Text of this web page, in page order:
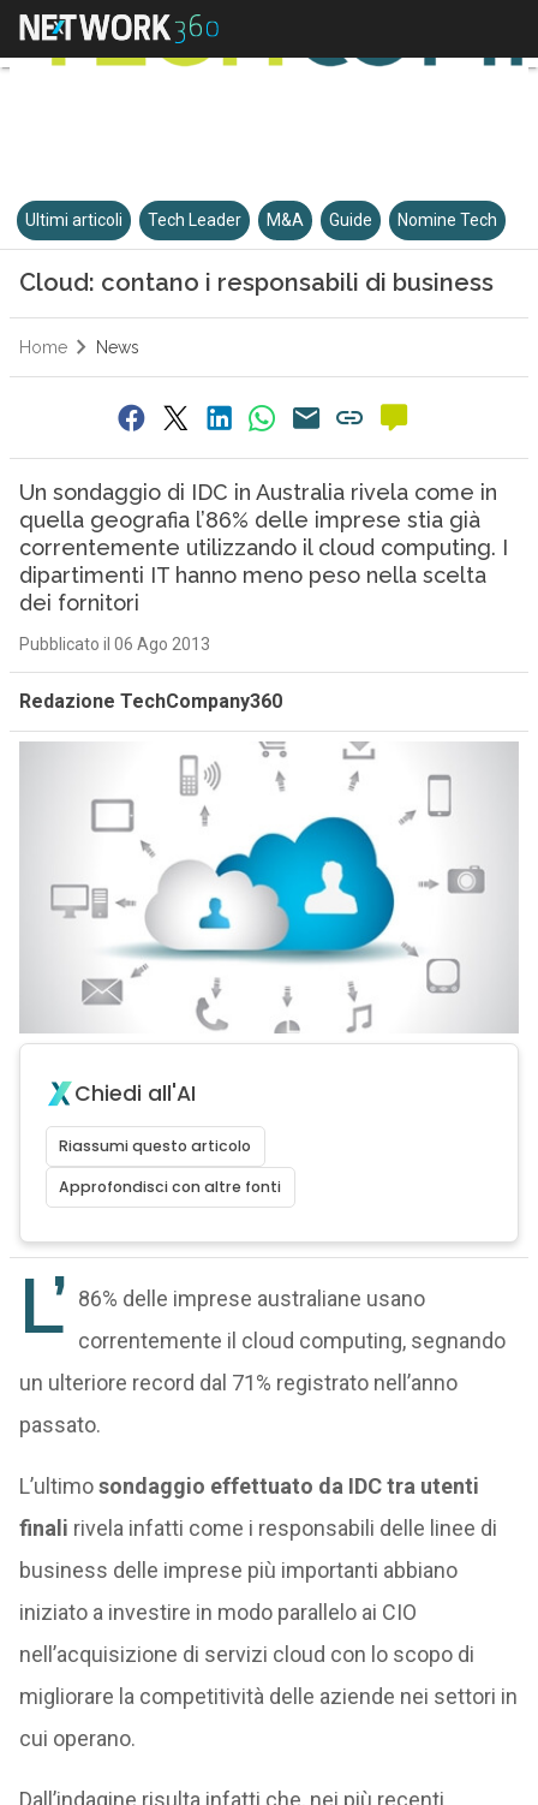
Ultimi articoli Tech Leader M&A Guide Nomine Tech
Cloud: contano i responsabili di business
Home News
Un sondaggio di IDC in Australia rivela come in
quella geografia l’86% delle imprese stia già
correntemente utilizzando il cloud computing. I
dipartimenti IT hanno meno peso nella scelta
dei fornitori
Pubblicato il 06 Ago 2013
Redazione TechCompany360
Chiedi all'AI
Riassumi questo articolo
Approfondisci con altre fonti
L’ 86% delle imprese australiane usano
correntemente il cloud computing, segnando
un ulteriore record dal 71% registrato nell’anno
passato.
L’ultimosondaggio effettuato da IDC tra utenti
finali rivela infatti come i responsabili delle linee di
business delle imprese più importanti abbiano
iniziato a investire in modo parallelo ai CIO
nell’acquisizione di servizi cloud con lo scopo di
migliorare la competitività delle aziende nei settori in
cui operano.
Dall’indagine risulta infatti che, nei più recenti